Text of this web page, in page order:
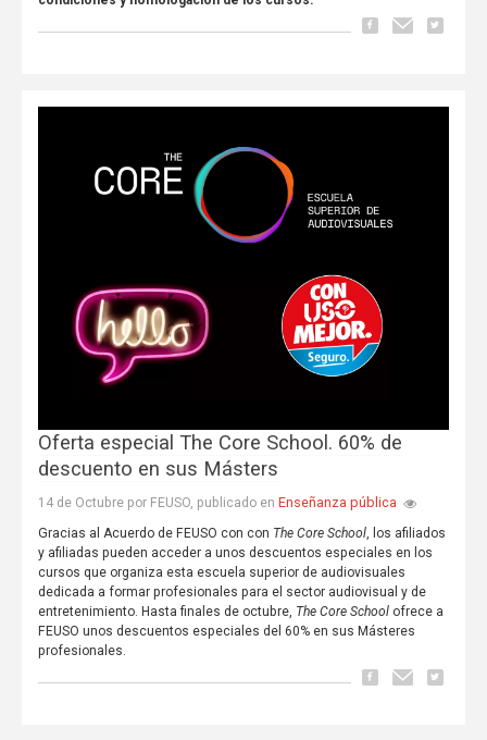
Oferta especial The Core School. 60% de
descuento en sus Másters
14 de Octubre por FEUSO, publicado en Enseñanza pública
Gracias al Acuerdo de FEUSO con con The Core School, los afiliados
y afiliadas pueden acceder a unos descuentos especiales en los
cursos que organiza esta escuela superior de audiovisuales
dedicada a formar profesionales para el sector audiovisual y de
entretenimiento. Hasta finales de octubre, The Core Schoolofrece a
FEUSO unos descuentos especiales del 60% en sus Másteres
profesionales.